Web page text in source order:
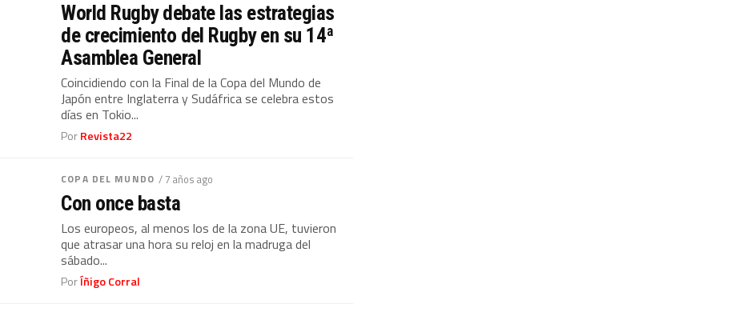
World Rugby debate las estrategias
de crecimiento del Rugby en su 14ª
Asamblea General
Coincidiendo con la Final de la Copa del Mundo de
Japón entre Inglaterra y Sudáfrica se celebra estos
días en Tokio...
PorRevista22
COPA DEL MUNDO / 7 años ago
Con once basta
Los europeos, al menos los de la zona UE, tuvieron
que atrasar una hora su reloj en la madruga del
sábado...
PorÍñigo Corral